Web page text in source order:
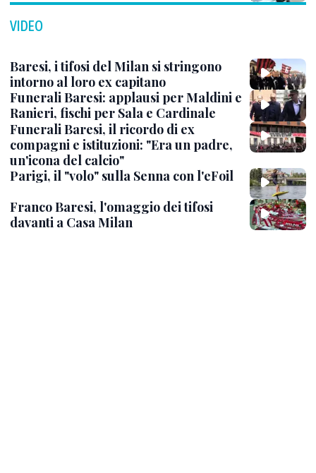
VIDEO
Baresi, i tifosi del Milan si stringono
intorno al loro ex capitano
Funerali Baresi: applausi per Maldini e
Ranieri, fischi per Sala e Cardinale
Funerali Baresi, il ricordo di ex
compagni e istituzioni: "Era un padre,
un'icona del calcio"
Parigi, il "volo" sulla Senna con l'eFoil
Franco Baresi, l'omaggio dei tifosi
davanti a Casa Milan